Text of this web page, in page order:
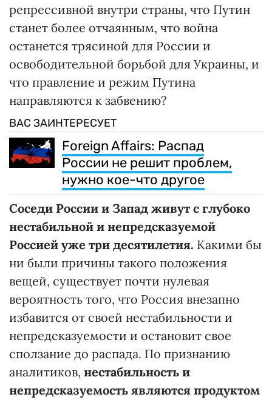
репрессивной внутри страны, что Путин
станет более отчаянным, что война
останется трясиной для России и
освободительной борьбой для Украины, и
что правление и режим Путина
направляются к забвению?
ВАС ЗАИНТЕРЕСУЕТ
Foreign Affairs: Распад
России не решит проблем,
нужно кое-что другое
Соседи России и Запад живут с глубоко
нестабильной и непредсказуемой
Россией уже три десятилетия. Какими бы
ни были причины такого положения
вещей, существует почти нулевая
вероятность того, что Россия внезапно
избавится от своей нестабильности и
непредсказуемости и остановит свое
сползание до распада. По признанию
аналитиков, нестабильность и
непредсказуемость являются продуктом